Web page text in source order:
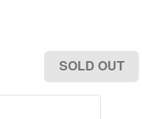
SOLD OUT